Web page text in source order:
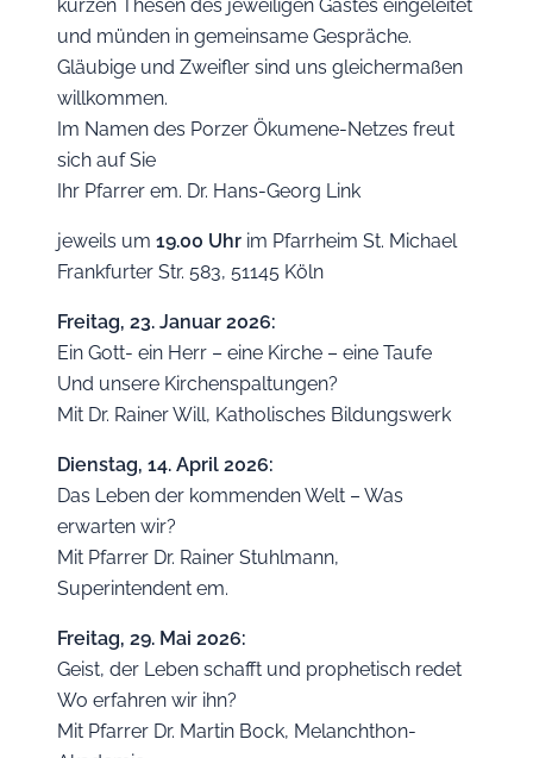
kurzen Thesen des jeweiligen Gastes eingeleitet
und münden in gemeinsame Gespräche.
Gläubige und Zweifler sind uns gleichermaßen
willkommen.
Im Namen des Porzer Ökumene-Netzes freut
sich auf Sie
Ihr Pfarrer em. Dr. Hans-Georg Link
jeweils um 19.00 Uhr im Pfarrheim St. Michael
Frankfurter Str. 583, 51145 Köln
Freitag, 23. Januar 2026:
Ein Gott- ein Herr – eine Kirche – eine Taufe
Und unsere Kirchenspaltungen?
Mit Dr. Rainer Will, Katholisches Bildungswerk
Dienstag, 14. April 2026:
Das Leben der kommenden Welt – Was
erwarten wir?
Mit Pfarrer Dr. Rainer Stuhlmann,
Superintendent em.
Freitag, 29. Mai 2026:
Geist, der Leben schafft und prophetisch redet
Wo erfahren wir ihn?
Mit Pfarrer Dr. Martin Bock, Melanchthon-